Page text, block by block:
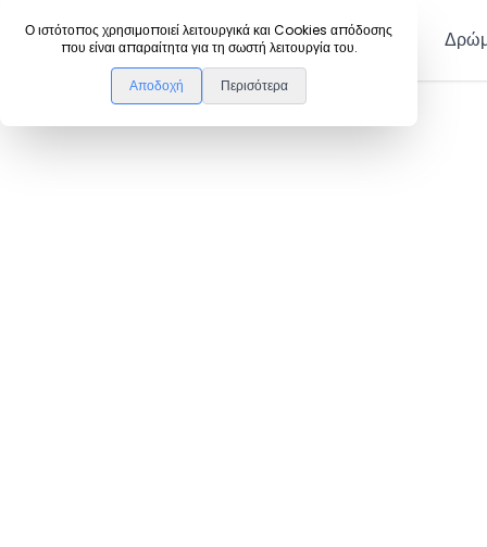
Ο ιστότοπος χρησιμοποιεί λειτουργικά και Cookies απόδοσης
που είναι απαραίτητα για τη σωστή λειτουργία του.
Αποδοχή Περισότερα
DanceLink Μέλη